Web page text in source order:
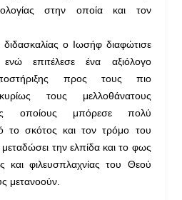
στην οποία και τον
ο Ιωσήφ διαφώτισε
επιτέλεσε ένα αξιόλογο
προς τους πιο
τους μελλοθάνατους
οποίους μπόρεσε πολύ
το σκότος και τον τρόμο του
την ελπίδα και το φως
και φιλευσπλαχνίας του Θεού
μετανοούν.